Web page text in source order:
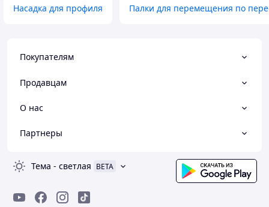
Насадка для профиля Палки для перемещения по
Покупателям
Продавцам
О нас
Партнеры
Тема - светлая BETA